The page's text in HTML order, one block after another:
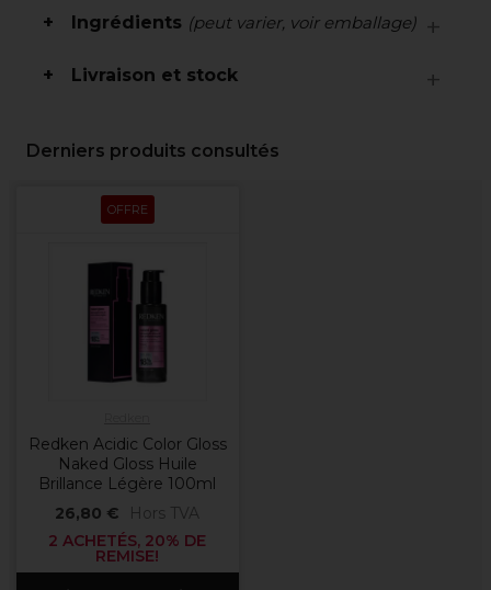
Ingrédients (peut varier, voir emballage)
Livraison et stock
Derniers produits consultés
OFFRE
Redken Acidic Color Gloss
Naked Gloss Huile
Brillance Légère 100ml
26,80 €
Hors TVA
2 ACHETÉS, 20% DE
REMISE!